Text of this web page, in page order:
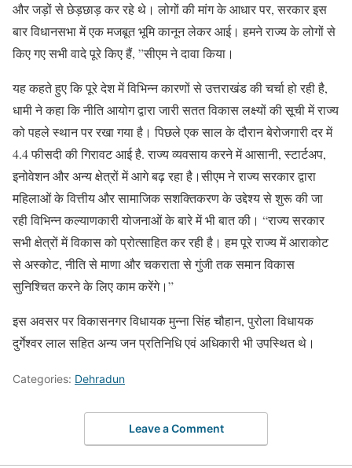
और जड़ों से छेड़छाड़ कर रहे थे। लोगों की मांग के आधार पर, सरकार इस
बार विधानसभा में एक मजबूत भूमि कानून लेकर आई। हमने राज्य के लोगों से
किए गए सभी वादे पूरे किए हैं, ”सीएम ने दावा किया।
यह कहते हुए कि पूरे देश में विभिन्न कारणों से उत्तराखंड की चर्चा हो रही है,
धामी ने कहा कि नीति आयोग द्वारा जारी सतत विकास लक्ष्यों की सूची में राज्य
को पहले स्थान पर रखा गया है। पिछले एक साल के दौरान बेरोजगारी दर में
4.4 फीसदी की गिरावट आई है. राज्य व्यवसाय करने में आसानी, स्टार्टअप,
इनोवेशन और अन्य क्षेत्रों में आगे बढ़ रहा है।सीएम ने राज्य सरकार द्वारा
महिलाओं के वित्तीय और सामाजिक सशक्तिकरण के उद्देश्य से शुरू की जा
रही विभिन्न कल्याणकारी योजनाओं के बारे में भी बात की। “राज्य सरकार
सभी क्षेत्रों में विकास को प्रोत्साहित कर रही है। हम पूरे राज्य में आराकोट
से अस्कोट, नीति से माणा और चकराता से गुंजी तक समान विकास
सुनिश्चित करने के लिए काम करेंगे।”
इस अवसर पर विकासनगर विधायक मुन्ना सिंह चौहान, पुरोला विधायक
दुर्गेश्वर लाल सहित अन्य जन प्रतिनिधि एवं अधिकारी भी उपस्थित थे।
Categories: Dehradun
Leave a Comment